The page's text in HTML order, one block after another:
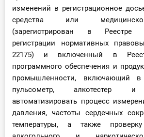
изменений в регистрационное
средства или
(зарегистрирован в Реестре
регистрации нормативных
22175) и включенный в
программного обеспечения и
промышленности, включающий в
пульсометр, алкотестер и
автоматизировать процесс
давления, частоты сердечных
температуры, а также